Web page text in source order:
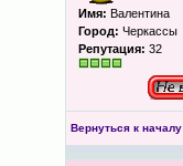
Имя: Валентина
Город: Черкассы
Репутация: 32
Вернуться к началу